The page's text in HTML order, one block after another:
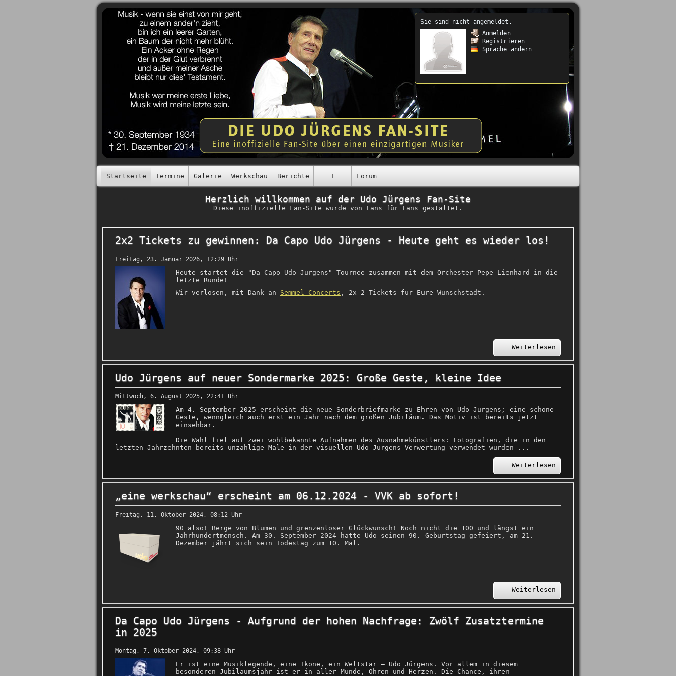
Sie sind nicht angemeldet.
Anmelden
Registrieren
Sprache ändern
Startseite Termine Galerie Werkschau Berichte + Forum
Herzlich willkommen auf der Udo Jürgens Fan-Site
Diese inoffizielle Fan-Site wurde von Fans für Fans gestaltet.
2x2 Tickets zu gewinnen: Da Capo Udo Jürgens - Heute geht es wieder los!
Freitag, 23. Januar 2026, 12:29 Uhr
Heute startet die "Da Capo Udo Jürgens" Tournee zusammen mit dem Orchester Pepe Lienhard in die
letzte Runde!
Wir verlosen, mit Dank an Semmel Concerts , 2x 2 Tickets für Eure Wunschstadt.
Weiterlesen
Udo Jürgens auf neuer Sondermarke 2025: Große Geste, kleine Idee
Mittwoch, 6. August 2025, 22:41 Uhr
Am 4. September 2025 erscheint die neue Sonderbriefmarke zu Ehren von Udo Jürgens; eine schöne
Geste, wenngleich auch erst ein Jahr nach dem großen Jubiläum. Das Motiv ist bereits jetzt
einsehbar.
Die Wahl fiel auf zwei wohlbekannte Aufnahmen des Ausnahmekünstlers: Fotografien, die in den
letzten Jahrzehnten bereits unzählige Male in der visuellen Udo-Jürgens-Verwertung verwendet wurden ...
Weiterlesen
„eine werkschau“ erscheint am 06.12.2024 - VVK ab sofort!
Freitag, 11. Oktober 2024, 08:12 Uhr
90 also! Berge von Blumen und grenzenloser Glückwunsch! Noch nicht die 100 und längst ein
Jahrhundertmensch. Am 30. September 2024 hätte Udo seinen 90. Geburtstag gefeiert, am 21.
Dezember jährt sich sein Todestag zum 10. Mal.
Weiterlesen
Da Capo Udo Jürgens - Aufgrund der hohen Nachfrage: Zwölf Zusatztermine
in 2025
Montag, 7. Oktober 2024, 09:38 Uhr
Er ist eine Musiklegende, eine Ikone, ein Weltstar – Udo Jürgens. Vor allem in diesem
besonderen Jubiläumsjahr ist er in aller Munde, Ohren und Herzen. Die Chance, ihren